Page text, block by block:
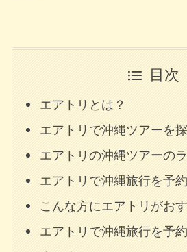
目次
エアトリとは？
エアトリで沖縄ツアーを
エアトリの沖縄ツアーの
エアトリで沖縄旅行を予
こんな方にエアトリがお
エアトリで沖縄旅行を予